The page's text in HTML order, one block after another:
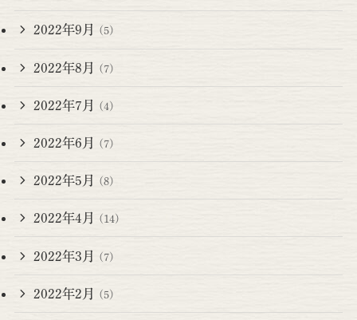
2022年9月 (5)
2022年8月 (7)
2022年7月 (4)
2022年6月 (7)
2022年5月 (8)
2022年4月 (14)
2022年3月 (7)
2022年2月 (5)